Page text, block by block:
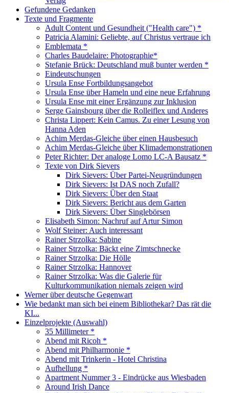
Gefundene Gedanken
Texte und Fragmente
Adult Content und Gesundheit ("Health care") *
Patricia Alamini: Geliebte, auf Christus vertraue ich
Emblemata *
Charles Baudelaire: Photographie*
Stefanie Brück: Deutschland muß bunter werden *
Eindeutschungen
Ursula Ense Fortbildungsangebot
Ursula Ense über Hameln und eine neue Erfahrung
Ursula Ense mit einer Ergänzung zur Inklusion
Serge Gainsbourg über die Rolleiflex und Anderes
Christa Lippert: Kein Camus. Zu einer Lesung von
Hanna Aden
Achim Merdas-Gleiche über einen Hausbesuch
Achim Merdas-Gleiche über Klimademonstrationen
Peter Richter: Der analoge Lomo LC-A Bausatz *
Texte von Dirk Sievers
Dirk Sievers: Über Partei-Neugründungen
Dirk Sievers: Ist DAS noch Zufall?
Dirk Sievers: Über den Staat
Dirk Sievers: Bericht aus dem Garten
Dirk Sievers: Über Singlebörsen
Elisabeth Simon: Nachruf auf Artur Simon
Wolf Steiner: Auch interessant
Rainer Strzolka: Sabine
Rainer Strzolka: Bäckt eine Zimtschnecke
Rainer Strzolka: Die Hölle
Rainer Strzolka: Hannover
Rainer Strzolka: Was die Galerie für
Kulturkommunikation niemals zeigen wird
Werner über deutsche Gegenwart
Wie bedankt man sich bei einem Bibliothekar? Das rät die
KI...
Einzelprojekte (Auswahl)
35 Millimeter *
Abend mit Ricoh *
Abend mit Philharmonie *
Abend mit Trinkerin - Hotel Christina
Aufhellung *
Apartment Nummer 3 - Eindrücke aus Wiesbaden
Around Irish Dance